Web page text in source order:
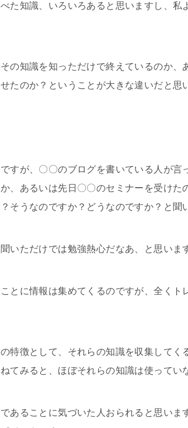
た知識、いろいろあると思いますし、私
の知識を知っただけで終えているのか
たのか？ということが大きな違いだと思
すが、〇〇のブログを書いている人が
、あるいは先日〇〇のセミナーを受け
そうなのですか？どうなのですか？と聞
いただけでは勉強熱心だなあ、と思いま
とに情報は集めてくるのですが、全く
特徴として、それらの知識を収集して
てみると、ほぼそれらの知識は使ってい
であることに気づいた人おられると思いま